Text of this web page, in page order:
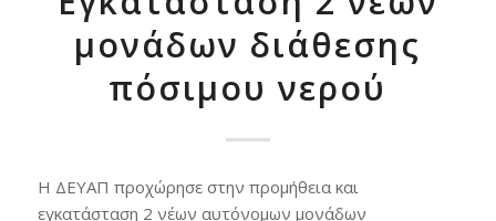
μονάδων διάθεσης
πόσιμου νερού
Η ΔΕΥΑΠ προχώρησε στην προμήθεια και
εγκατάσταση 2 νέων αυτόνομων μονάδων